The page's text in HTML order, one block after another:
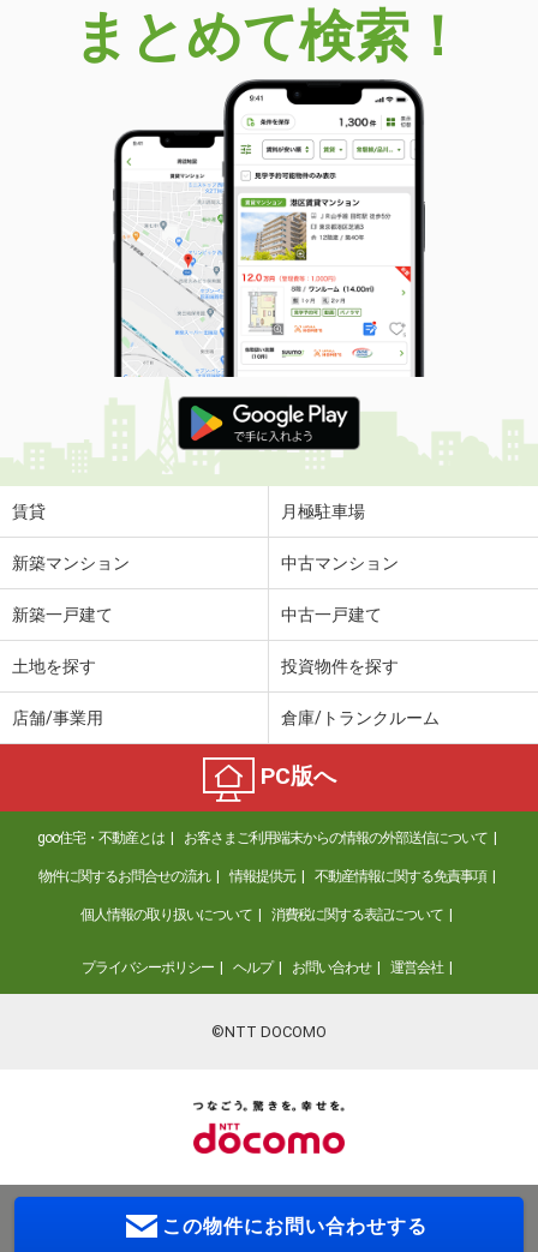
まとめて検索！
賃貸 月極駐車場
新築マンション 中古マンション
新築一戸建て 中古一戸建て
土地を探す 投資物件を探す
店舗/事業用 倉庫/トランクルーム
PC版へ
goo住宅・不動産とは お客さまご利用端末からの情報の外部送信について
物件に関するお問合せの流れ 情報提供元 不動産情報に関する免責事項
個人情報の取り扱いについて 消費税に関する表記について
プライバシーポリシー ヘルプ お問い合わせ 運営会社
©NTT DOCOMO
この物件にお問い合わせする